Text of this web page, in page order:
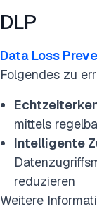
DLP
Data Loss
Folgendes zu
mittels
Intelligente
reduzieren
Weitere